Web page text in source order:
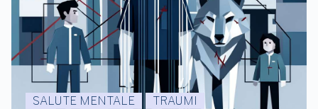
SALUTE MENTALE TRAUMI